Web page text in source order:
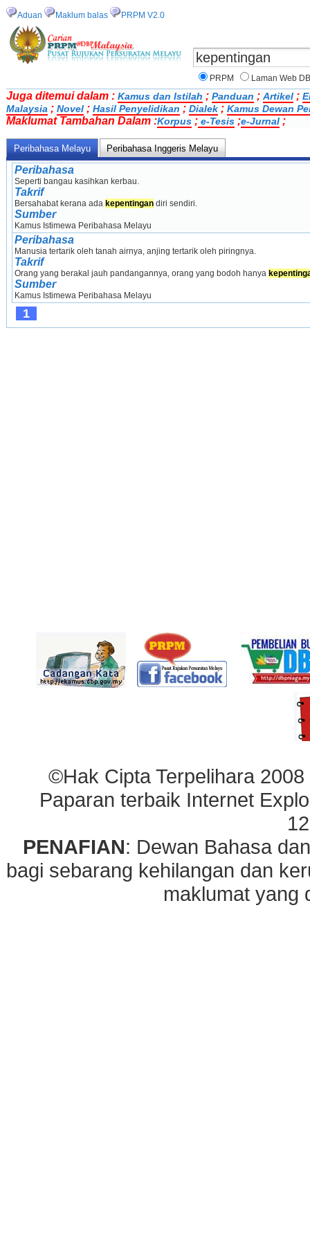
Aduan Maklum balas PRPM V2.0
PRPM Laman Web
Juga ditemui dalam : Kamus dan Istilah ; Panduan ; Artikel ;
Malaysia ; Novel ; Hasil Penyelidikan ; Dialek ; Kamus Dewan
Maklumat Tambahan Dalam :Korpus ; e-Tesis ;e-Jurnal ;
Peribahasa Melayu Peribahasa Inggeris Melayu
Peribahasa
Seperti bangau kasihkan kerbau.
Takrif
Bersahabat kerana ada kepentingan diri sendiri.
Sumber
Kamus Istimewa Peribahasa Melayu
Peribahasa
Manusia tertarik oleh tanah airnya, anjing tertarik oleh piringnya.
Takrif
Orang yang berakal jauh pandangannya, orang yang bodoh hanya
Sumber
Kamus Istimewa Peribahasa Melayu
1
©Hak Cipta Terpelihara
Paparan terbaik Internet
PENAFIAN: Dewan Bahasa
bagi sebarang kehilangan dan
maklumat yang